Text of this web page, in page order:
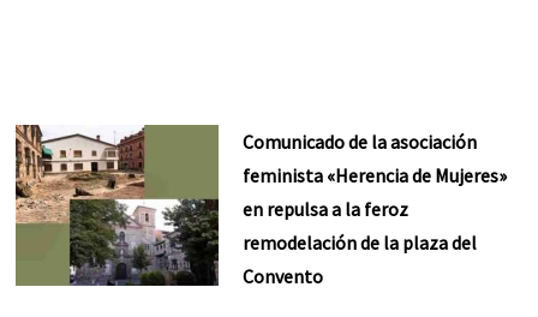
Comunicado de la asociación
feminista «Herencia de Mujeres»
en repulsa a la feroz
remodelación de la plaza del
Convento